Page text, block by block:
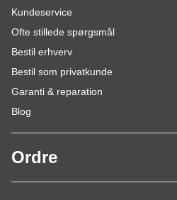
Kundeservice
Ofte stillede spørgsmål
Bestil erhverv
Bestil som privatkunde
Garanti & reparation
Blog
Ordre